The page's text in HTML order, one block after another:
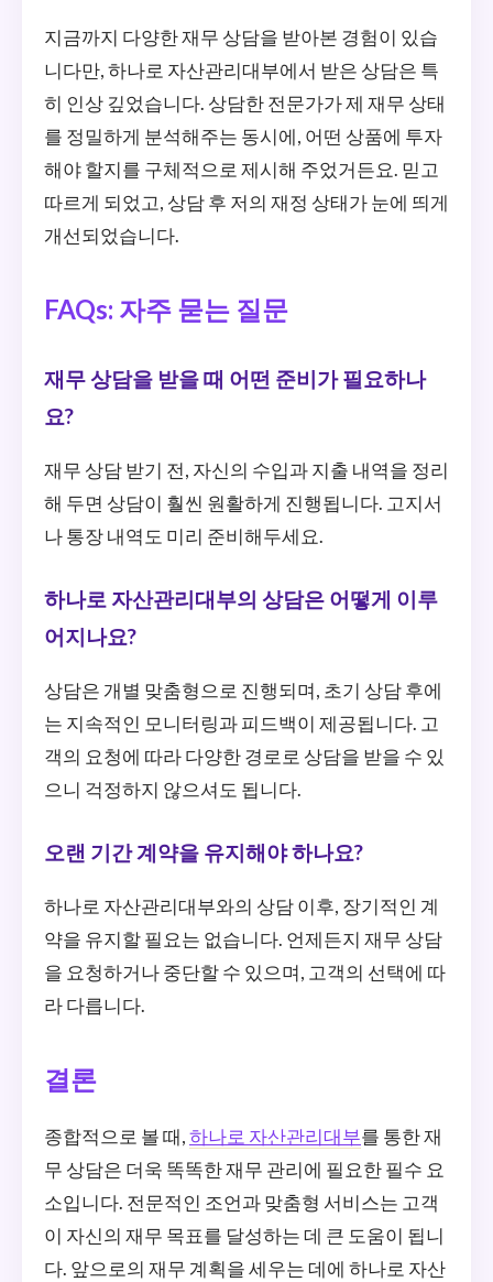
지금까지 다양한 재무 상담을 받아본 경험이 있습
니다만, 하나로 자산관리대부에서 받은 상담은 특
히 인상 깊었습니다. 상담한 전문가가 제 재무 상태
를 정밀하게 분석해주는 동시에, 어떤 상품에 투자
해야 할지를 구체적으로 제시해 주었거든요. 믿고
따르게 되었고, 상담 후 저의 재정 상태가 눈에 띄게
개선되었습니다.
FAQs: 자주 묻는 질문
재무 상담을 받을 때 어떤 준비가 필요하나
요?
재무 상담 받기 전, 자신의 수입과 지출 내역을 정리
해 두면 상담이 훨씬 원활하게 진행됩니다. 고지서
나 통장 내역도 미리 준비해두세요.
하나로 자산관리대부의 상담은 어떻게 이루
어지나요?
상담은 개별 맞춤형으로 진행되며, 초기 상담 후에
는 지속적인 모니터링과 피드백이 제공됩니다. 고
객의 요청에 따라 다양한 경로로 상담을 받을 수 있
으니 걱정하지 않으셔도 됩니다.
오랜 기간 계약을 유지해야 하나요?
하나로 자산관리대부와의 상담 이후, 장기적인 계
약을 유지할 필요는 없습니다. 언제든지 재무 상담
을 요청하거나 중단할 수 있으며, 고객의 선택에 따
라 다릅니다.
결론
종합적으로 볼 때,하나로 자산관리대부를 통한 재
무 상담은 더욱 똑똑한 재무 관리에 필요한 필수 요
소입니다. 전문적인 조언과 맞춤형 서비스는 고객
이 자신의 재무 목표를 달성하는 데 큰 도움이 됩니
다. 앞으로의 재무 계획을 세우는 데에 하나로 자산